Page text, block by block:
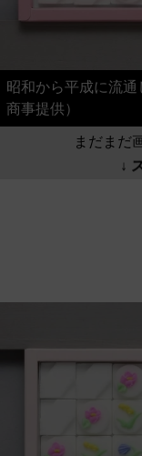
昭和から平成に流
商事提供）
まだまだ
↓